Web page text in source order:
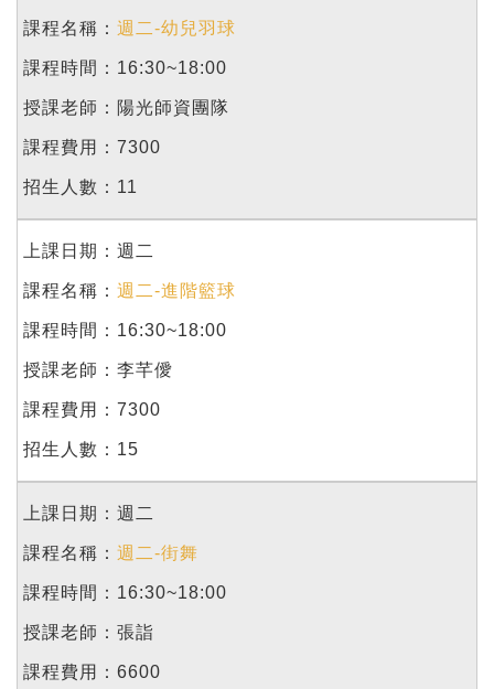
週二-幼兒羽球
16:30~18:00
陽光師資團隊
7300
11
週二
週二-進階籃球
16:30~18:00
李芊僾
7300
15
週二
週二-街舞
16:30~18:00
張詣
6600